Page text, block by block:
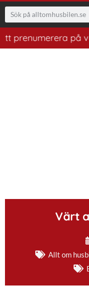
på vårt
Värt
Allt om